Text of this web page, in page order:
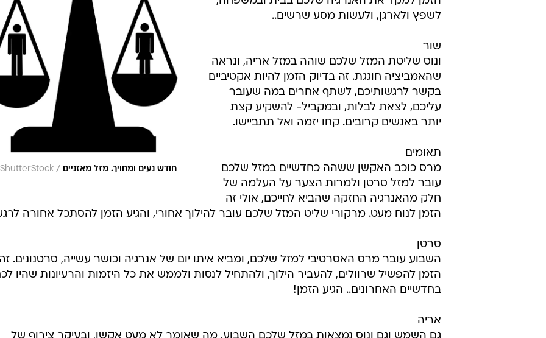
החלטות רק כדי לצאת מהלחץ. מי בעיקר יושפע מהזווית הזו? מזלות תאומים, בתולה, ודגים.
תחזית שבועית
טלה
מרס שליט המזל שלכם עובר למזל סרטן הרגשי
אחרי חודש תקשורתי במיוחד, והחיים הופכים
רגשניים מאוד, ובעיקר..ביתיים ומשפחתיים. הגיע
הזמן למקד את האנרגיה שלכם בבית ובמשפחה,
לשפץ ולארגן, ולעשות מסע שרשים..
שור
ונוס שליטת המזל שלכם שוהה במזל אריה, ונראה
שהאמביציה חוגגת. זה בדיוק הזמן להיות אקטיביים
בקשר לרגשותיכם, לשתף אחרים במה שעובר
עליכם, לצאת לבלות, ובמקביל- להשקיע קצת
יותר באנשים קרובים. קחו יזמה ואל תתביישו.
תאומים
מרס כוכב האקשן ששהה כחדשיים במזל שלכם
עובר למזל סרטן ולמרות הצער על העלמה של
חלק מהאנרגיה החזקה שהביא לחייכם, אולי זה